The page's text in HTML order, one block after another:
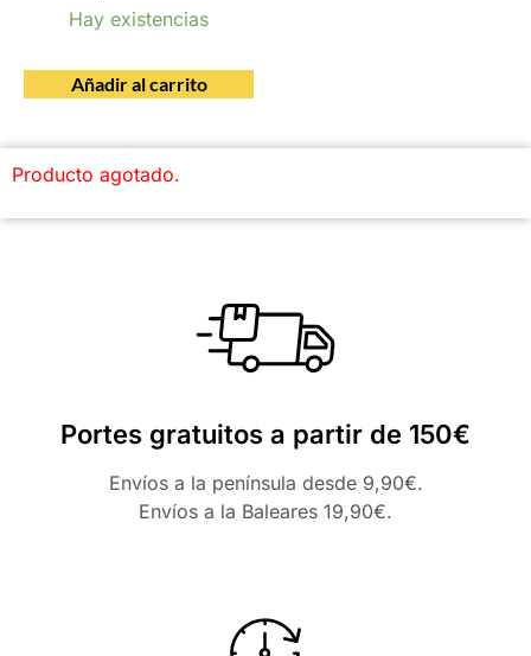
Hay existencias
Añadir al carrito
Producto agotado.
Portes gratuitos a partir de 150€
Envíos a la península desde 9,90€.
Envíos a la Baleares 19,90€.